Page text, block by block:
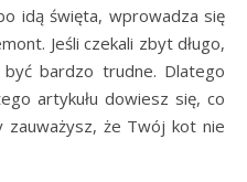
idą święta, wprowadza się
Jeśli czekali zbyt długo,
bardzo trudne. Dlatego
artykułu dowiesz się, co
zauważysz, że Twój kot nie